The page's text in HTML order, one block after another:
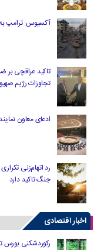
آکسیوس: ترامپ به توافق
تاکید عراقچی بر
تجاوزات رژیم
ادعای معاون
رد اتهام‌زنی
جنگ تاکید دارد
اخبار اقتصادی
رکوردشکنی بورس تهران امروز ۱۲ مهر